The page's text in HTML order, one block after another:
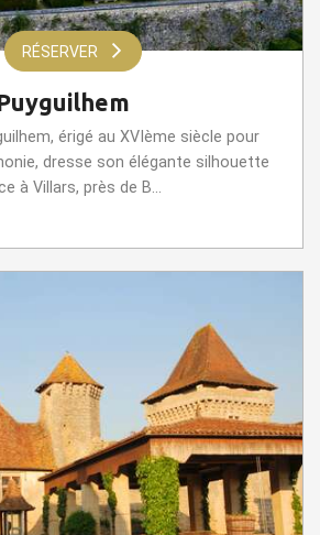
RÉSERVER
érigé au XVIème siècle pour
dresse son élégante silhouette
à Villars, près de B...